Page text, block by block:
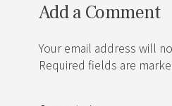
Add a Comment
Your email address will
Required fields are